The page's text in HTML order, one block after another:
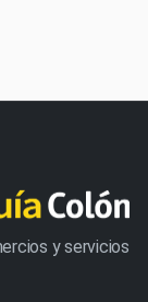
y servicios